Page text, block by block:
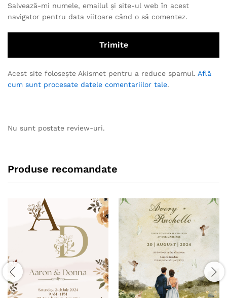
Salvează-mi numele, emailul și site-ul web în acest
navigator pentru data viitoare când o să comentez.
Acest site folosește Akismet pentru a reduce spamul. Află
cum sunt procesate datele comentariilor tale.
Nu sunt postate review-uri.
Produse recomandate